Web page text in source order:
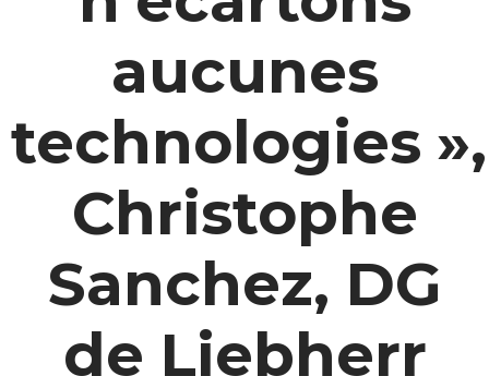
aucunes
technologies »,
Christophe
Sanchez, DG
de Liebherr